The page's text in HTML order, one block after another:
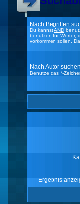
Nach Begriffen
Du kannstAND
benutzen für Wörter,
vorkommen sollen.
Nach Autor
Benutze das *-
Ergebnis